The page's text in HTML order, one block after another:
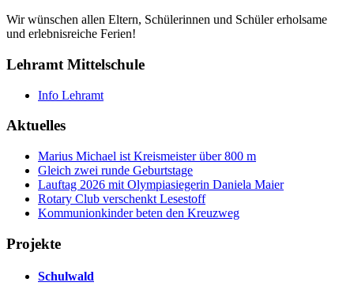
Wir wünschen allen Eltern, Schülerinnen und Schüler erholsame
und erlebnisreiche Ferien!
Lehramt Mittelschule
Info Lehramt
Aktuelles
Marius Michael ist Kreismeister über 800 m
Gleich zwei runde Geburtstage
Lauftag 2026 mit Olympiasiegerin Daniela Maier
Rotary Club verschenkt Lesestoff
Kommunionkinder beten den Kreuzweg
Projekte
Schulwald